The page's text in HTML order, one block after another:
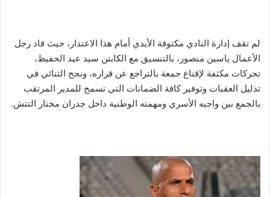
لم تقف إدارة النادي مكتوفة الأيدي أمام هذا الاعتذار، حيث قاد رجل
الأعمال ياسين منصور، بالتنسيق مع الكابتن سيد عبد الحفيظ،
تحركات مكثفة لإقناع جمعة بالتراجع عن قراره، ونجح الثنائي في
تذليل العقبات وتوفير كافة الضمانات التي تسمح للمدير المرتقب
بالجمع بين واجبه الأسري ومهمته الوطنية داخل جدران مختار التتش.